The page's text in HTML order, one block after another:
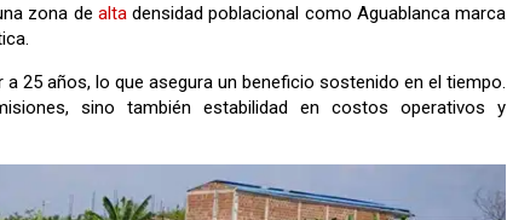
zona de altadensidad poblacional como Aguablanca marca
25 años, lo que asegura un beneficio sostenido en el tiempo.
sino también estabilidad en costos operativos y